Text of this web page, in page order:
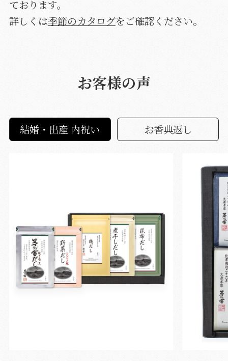
ております。
詳しくは季節のカタログをご確認ください。
お客様の声
結婚・出産 内祝い お香典返し